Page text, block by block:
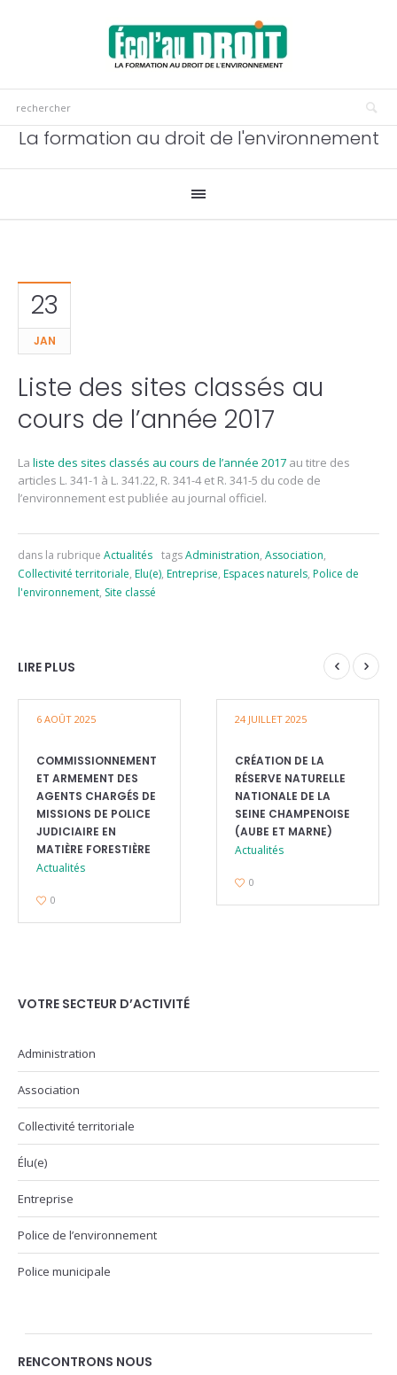
La formation au droit de l'environnement
23
JAN
Liste des sites classés au
cours de l’année 2017
La liste des sites classés au cours de l’année 2017 au titre des
articles L. 341-1 à L. 341.22, R. 341-4 et R. 341-5 du code de
l’environnement est publiée au journal officiel.
dans la rubrique Actualités tagsAdministration, Association,
Collectivité territoriale, Elu(e), Entreprise, Espaces naturels, Police de
l'environnement, Site classé
LIRE PLUS
6 AOÛT 2025
COMMISSIONNEMENT
ET ARMEMENT DES
AGENTS CHARGÉS DE
MISSIONS DE POLICE
JUDICIAIRE EN
MATIÈRE FORESTIÈRE
Actualités
0
24 JUILLET 2025
CRÉATION DE LA
RÉSERVE NATURELLE
NATIONALE DE LA
SEINE CHAMPENOISE
(AUBE ET MARNE)
Actualités
0
VOTRE SECTEUR D’ACTIVITÉ
Administration
Association
Collectivité territoriale
Élu(e)
Entreprise
Police de l’environnement
Police municipale
RENCONTRONS NOUS